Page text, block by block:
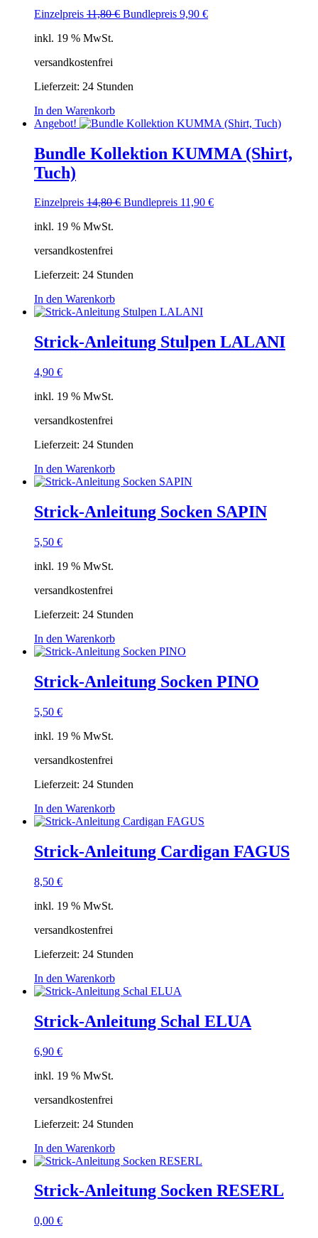
Einzelpreis 11,80€ Ursprünglicher
Bundlepreis 9,90 €Aktueller
inkl. 19 % MwSt.
versandkostenfrei
Lieferzeit: 24 Stunden
In den Warenkorb
Angebot!
Bundle Kollektion KUMMA (Shirt,
Tuch)
Einzelpreis 14,80€ Ursprünglicher
Bundlepreis 11,90 €Aktueller
inkl. 19 % MwSt.
versandkostenfrei
Lieferzeit: 24 Stunden
In den Warenkorb
Strick-Anleitung Stulpen LALANI
4,90 €
inkl. 19 % MwSt.
versandkostenfrei
Lieferzeit: 24 Stunden
In den Warenkorb
Strick-Anleitung Socken SAPIN
5,50 €
inkl. 19 % MwSt.
versandkostenfrei
Lieferzeit: 24 Stunden
In den Warenkorb
Strick-Anleitung Socken PINO
5,50 €
inkl. 19 % MwSt.
versandkostenfrei
Lieferzeit: 24 Stunden
In den Warenkorb
Strick-Anleitung Cardigan FAGUS
8,50 €
inkl. 19 % MwSt.
versandkostenfrei
Lieferzeit: 24 Stunden
In den Warenkorb
Strick-Anleitung Schal ELUA
6,90 €
inkl. 19 % MwSt.
versandkostenfrei
Lieferzeit: 24 Stunden
In den Warenkorb
Strick-Anleitung Socken RESERL
0,00 €